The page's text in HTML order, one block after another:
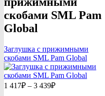
скобами SML Pam
Global
Заглушка с прижимными
скобами SML Pam Global
1 417₽ – 3 439₽Диапазон